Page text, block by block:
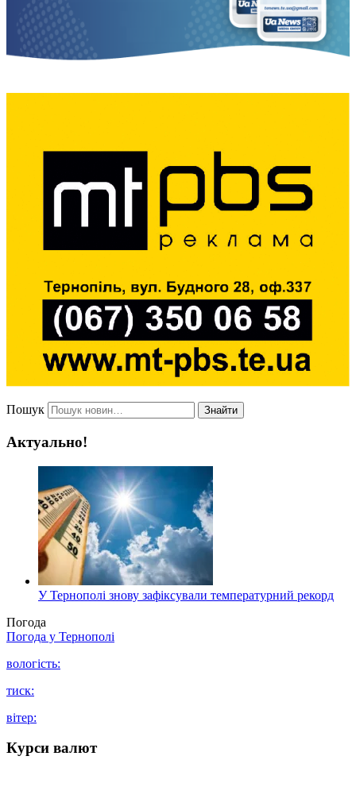
Пошук Знайти
Актуально!
У Тернополі знову зафіксували температурний рекорд
Погода
Погода у Тернополі
вологість:
тиск:
вітер:
Курси валют